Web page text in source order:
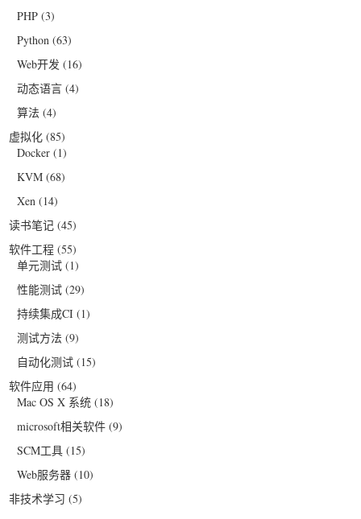
PHP (3)
Python (63)
Web开发 (16)
动态语言 (4)
算法 (4)
虚拟化 (85)
Docker (1)
KVM (68)
Xen (14)
读书笔记 (45)
软件工程 (55)
单元测试 (1)
性能测试 (29)
持续集成CI (1)
测试方法 (9)
自动化测试 (15)
软件应用 (64)
Mac OS X 系统 (18)
microsoft相关软件 (9)
SCM工具 (15)
Web服务器 (10)
非技术学习 (5)